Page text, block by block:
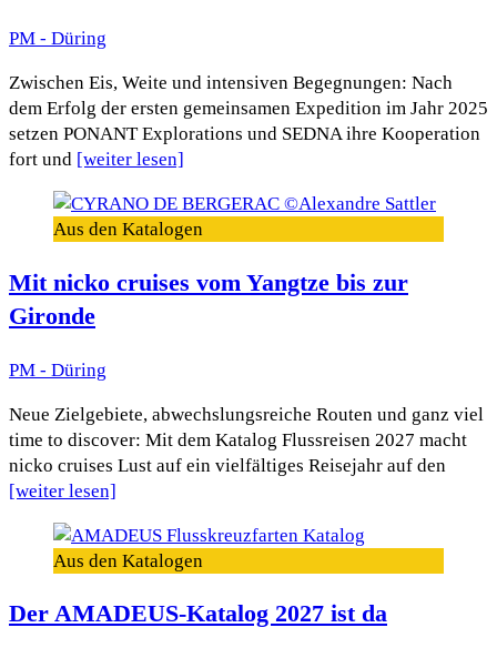
PM - Düring
Zwischen Eis, Weite und intensiven Begegnungen: Nach
dem Erfolg der ersten gemeinsamen Expedition im Jahr 2025
setzen PONANT Explorations und SEDNA ihre Kooperation
fort und [weiter lesen]
Aus den Katalogen
Mit nicko cruises vom Yangtze bis zur
Gironde
PM - Düring
Neue Zielgebiete, abwechslungsreiche Routen und ganz viel
time to discover: Mit dem Katalog Flussreisen 2027 macht
nicko cruises Lust auf ein vielfältiges Reisejahr auf den
[weiter lesen]
Aus den Katalogen
Der AMADEUS-Katalog 2027 ist da